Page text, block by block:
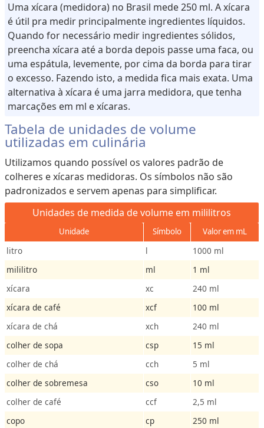
Uma xícara (medidora) no Brasil mede 250 ml. A xícara
é útil pra medir principalmente ingredientes líquidos.
Quando for necessário medir ingredientes sólidos,
preencha xícara até a borda depois passe uma faca, ou
uma espátula, levemente, por cima da borda para tirar
o excesso. Fazendo isto, a medida fica mais exata. Uma
alternativa à xícara é uma jarra medidora, que tenha
marcações em ml e xícaras.
Tabela de unidades de volume
utilizadas em culinária
Utilizamos quando possível os valores padrão de
colheres e xícaras medidoras. Os símbolos não são
padronizados e servem apenas para simplificar.
Unidades de medida de volume em mililitros
Unidade Símbolo Valor em mL
litro l
1000 ml
mililitro
ml
1 ml
xícara
xc
240 ml
xícara de café
xcf
100 ml
xícara de chá
xch
240 ml
colher de sopa
csp
15 ml
colher de chá
cch
5 ml
colher de sobremesa
cso
10 ml
colher de café
ccf
2,5 ml
copo
cp
250 ml